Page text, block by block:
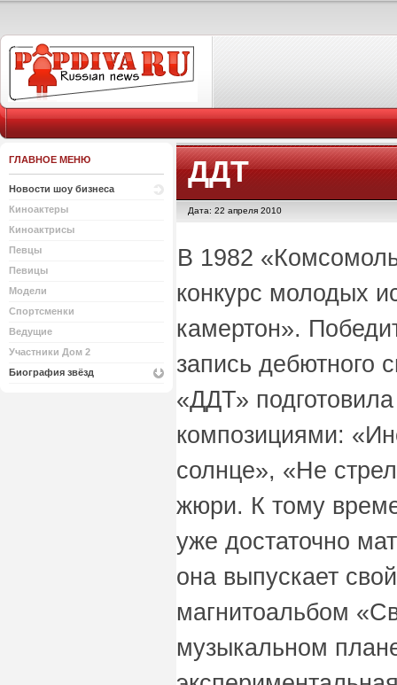
ГЛАВНОЕ МЕНЮ
Новости шоу бизнеса
Киноактеры
Киноактрисы
Певцы
Певицы
Модели
Спортсменки
Ведущие
Участники Дом 2
Биография звёзд
ДДТ
Дата: 22 апреля 2010
В 1982
конкурс молодых
камертон».
запись дебютного
«ДДТ»
композициями:
солнце», «Не
жюри. К тому
уже достаточно
она выпускает
магнитоальбом
музыкальном